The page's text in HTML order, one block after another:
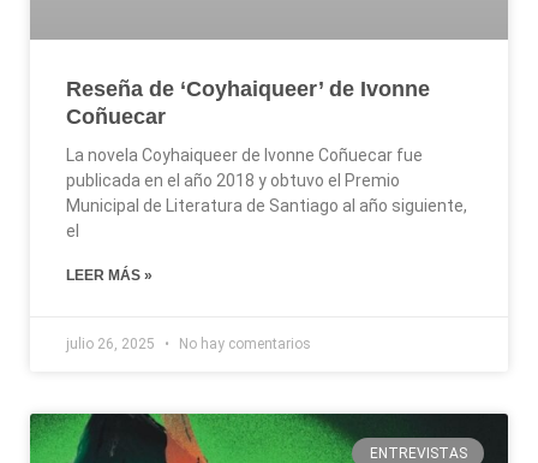
Reseña de ‘Coyhaiqueer’ de Ivonne
Coñuecar
La novela Coyhaiqueer de Ivonne Coñuecar fue
publicada en el año 2018 y obtuvo el Premio
Municipal de Literatura de Santiago al año siguiente,
el
LEER MÁS »
julio 26, 2025 No hay comentarios
ENTREVISTAS